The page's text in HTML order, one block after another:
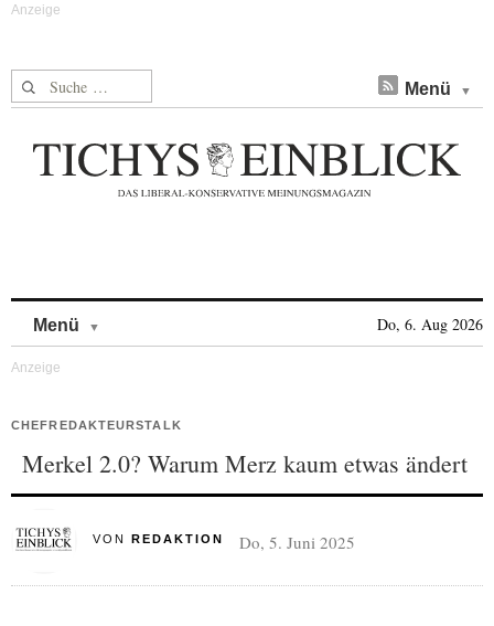
Suche nach: Menü
Menü Do, 6. Aug 2026
CHEFREDAKTEURSTALK
Merkel 2.0? Warum Merz kaum etwas ändert
VON REDAKTION Do, 5. Juni 2025